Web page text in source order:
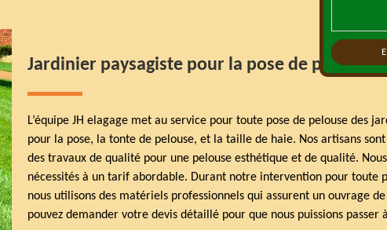
Jardinier paysagiste pour la pose de pelouse
L’équipe JH elagage met au service pour toute pose de pelouse des
pour la pose, la tonte de pelouse, et la taille de haie. Nos artisans
des travaux de qualité pour une pelouse esthétique et de qualité.
nécessités à un tarif abordable. Durant notre intervention pour toute
nous utilisons des matériels professionnels qui assurent un ouvrage
pouvez demander votre devis détaillé pour que nous puissions passer